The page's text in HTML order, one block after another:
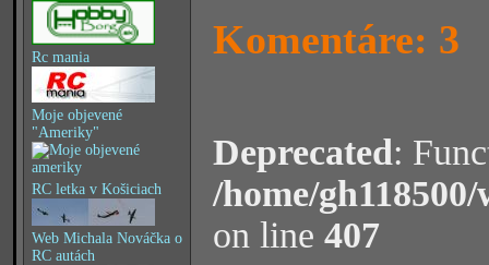
Rc mania
Moje objevené
"Ameriky"
RC letka v Košiciach
Web Michala Nováčka o
RC autách
Komentáre: 3
Deprecated:
/home/
on line 407